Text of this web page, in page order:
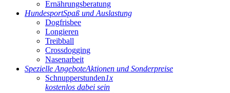
Ernährungsberatung
HundesportSpaß und Auslastung
Dogfrisbee
Longieren
Treibball
Crossdogging
Nasenarbeit
Spezielle AngeboteAktionen und Sonderpreise
Schnupperstunden1x
kostenlos dabei sein